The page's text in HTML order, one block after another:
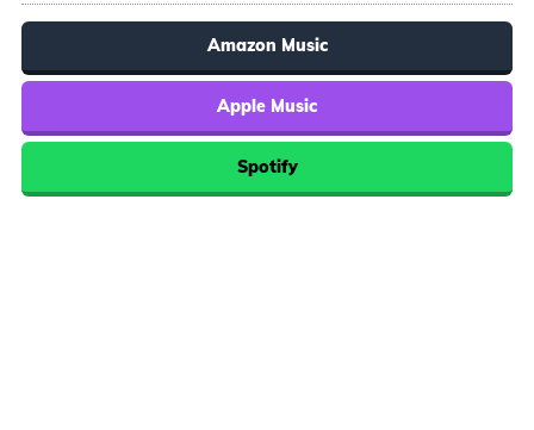
Amazon Music
Apple Music
Spotify